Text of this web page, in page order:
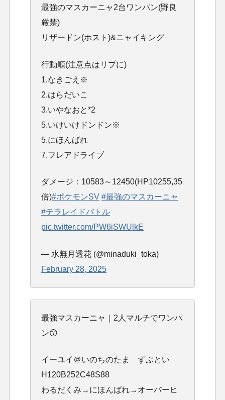
最強のマスカーニャ2台ワンパン(野良
厳禁)
リザードン(ホスト)&ニャイキング
行動順(注意点はリプに)
1.なきごえ※
2.はらだいこ
3.いやなおと*2
5.いけいけドンドン※
5.にほんばれ
7.フレアドライブ
ダメージ：10583～12450(HP10255,35
倍)#ポケモンSV #最強のマスカーニャ
#テラレイドバトル
pic.twitter.com/PW6iSWUlkE
— 水無月透花 (@minaduki_toka)
February 28, 2025
最強マスカーニャ｜2人マルチでワンパ
ン😙
イーユイ＠いのちのたま ずぶとい
H120B252C48S88
わるだくみ→にほんばれ→オーバーヒ